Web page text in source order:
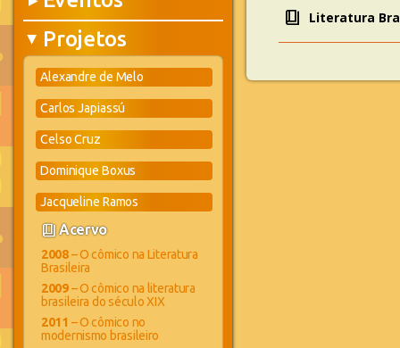
▶ Projetos
Alexandre de Melo
Carlos Japiassú
Celso Cruz
Dominique Boxus
Jacqueline Ramos
book_4Acervo
2008– O cômico na Literatura
Brasileira
2009– O cômico na literatura
brasileira do século XIX
2011 – O cômico no
modernismo brasileiro
book_4 Literatura